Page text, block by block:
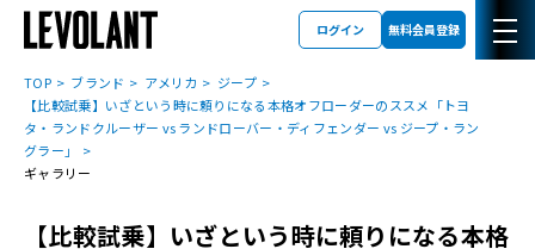
ログイン 無料会員登録
TOP ブランド アメリカ
ジープ
【比較試乗】いざという時に頼りになる本格オフローダーのススメ「トヨ
タ・ランドクルーザー vs ランドローバー・ディフェンダー vs ジープ・ラン
グラー」
ギャラリー
【比較試乗】いざという時に頼りになる本格